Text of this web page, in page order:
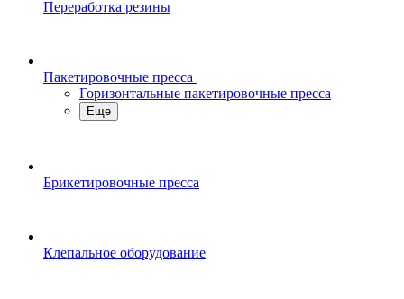
Переработка резины
Пакетировочные пресса
Горизонтальные пакетировочные пресса
Еще
Брикетировочные пресса
Клепальное оборудование